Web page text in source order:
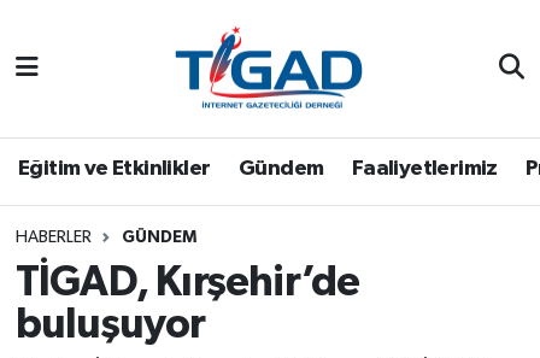
Eğitim ve Etkinlikler Gündem Faaliyetlerimiz
HABERLER GÜNDEM
TİGAD, Kırşehir’de
buluşuyor
Nöbetçi Eczaneler
Trafik Durumu
Puan Durumu ve Fikstür